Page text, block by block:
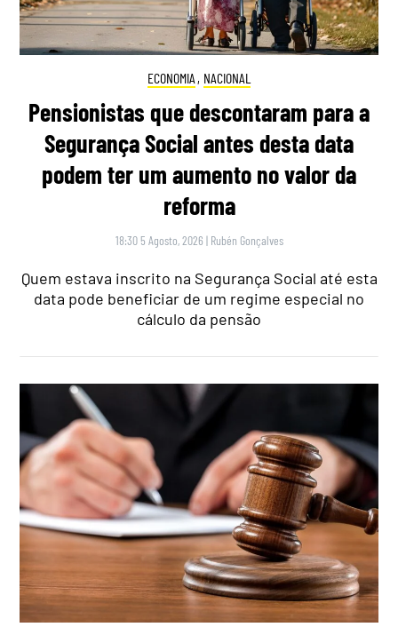
ECONOMIA , NACIONAL
Pensionistas que descontaram para a
Segurança Social antes desta data
podem ter um aumento no valor da
reforma
18:30 5 Agosto, 2026 | Rubén Gonçalves
Quem estava inscrito na Segurança Social até esta
data pode beneficiar de um regime especial no
cálculo da pensão